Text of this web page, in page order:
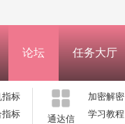
论坛 任务大厅
指标
指标 通达信
加密解密
学习教程